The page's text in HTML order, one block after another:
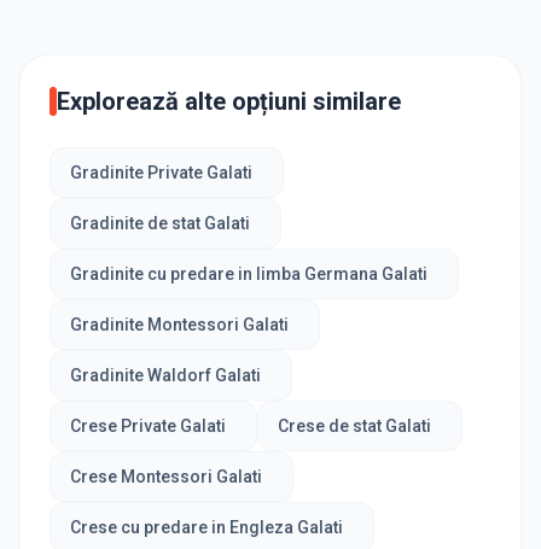
Explorează alte opțiuni similare
Gradinite Private Galati
Gradinite de stat Galati
Gradinite cu predare in limba Germana Galati
Gradinite Montessori Galati
Gradinite Waldorf Galati
Crese Private Galati Crese de stat Galati
Crese Montessori Galati
Crese cu predare in Engleza Galati